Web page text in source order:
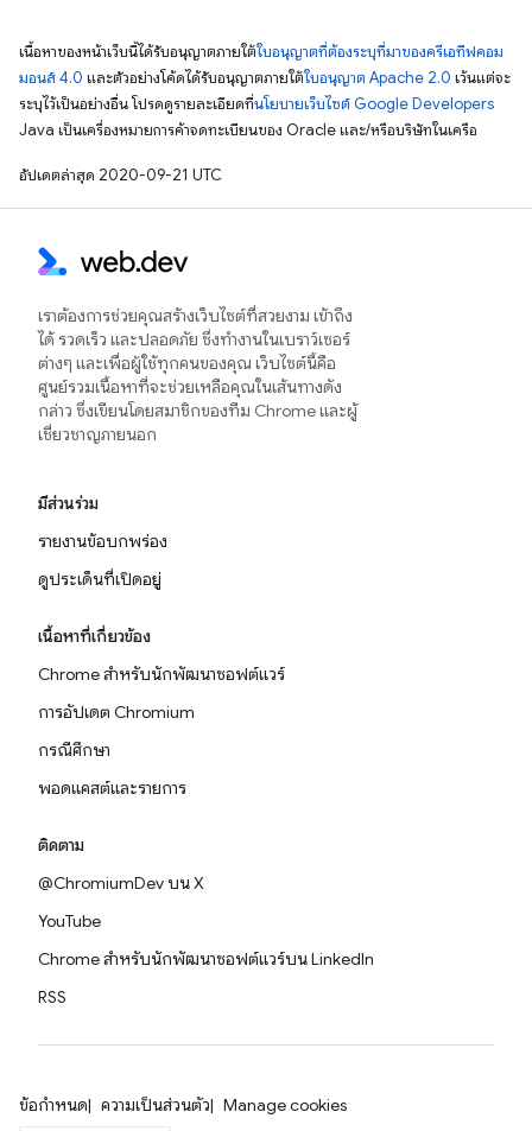
เนื้อหาของหน้าเว็บนี้ได้รับอนุญาตภายใต้ใบอนุญาตที่ต้องระบุที่มาของครีเอทีฟคอม
มอนส์ 4.0 และตัวอย่างโค้ดได้รับอนุญาตภายใต้ใบอนุญาต Apache 2.0 เว้นแต่จะ
ระบุไว้เป็นอย่างอื่น โปรดดูรายละเอียดที่นโยบายเว็บไซต์ Google Developers
Java เป็นเครื่องหมายการค้าจดทะเบียนของ Oracle และ/หรือบริษัทในเครือ
อัปเดตล่าสุด 2020-09-21 UTC
เราต้องการช่วยคุณสร้างเว็บไซต์ที่สวยงาม เข้าถึง
ได้ รวดเร็ว และปลอดภัย ซึ่งทำงานในเบราว์เซอร์
ต่างๆ และเพื่อผู้ใช้ทุกคนของคุณ เว็บไซต์นี้คือ
ศูนย์รวมเนื้อหาที่จะช่วยเหลือคุณในเส้นทางดัง
กล่าว ซึ่งเขียนโดยสมาชิกของทีม Chrome และผู้
เชี่ยวชาญภายนอก
มีส่วนร่วม
รายงานข้อบกพร่อง
ดูประเด็นที่เปิดอยู่
เนื้อหาที่เกี่ยวข้อง
Chrome สำหรับนักพัฒนาซอฟต์แวร์
การอัปเดต Chromium
กรณีศึกษา
พอดแคสต์และรายการ
ติดตาม
@ChromiumDev บน X
YouTube
Chrome สำหรับนักพัฒนาซอฟต์แวร์บน LinkedIn
RSS
ข้อกำหนด ความเป็นส่วนตัว Manage cookies